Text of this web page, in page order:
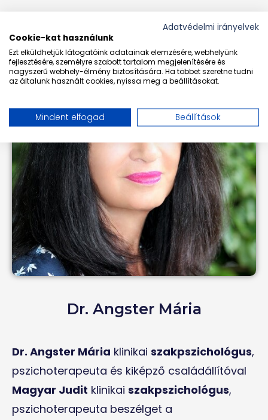
Dr. Angster Mária
Dr. Angster Mária klinikai szakpszichológus,
pszichoterapeuta és kiképző családállítóval
Magyar Judit klinikai szakpszichológus,
pszichoterapeuta beszélget a
Adatvédelmi irányelvek
Cookie-kat használunk
Ezt elküldhetjük látogatóink adatainak elemzésére, webhelyünk
fejlesztésére, személyre szabott tartalom megjelenítésére és
nagyszerű webhely-élmény biztosítására. Ha többet szeretne tudni
az általunk használt cookies, nyissa meg a beállításokat.
Mindent elfogad Beállítások